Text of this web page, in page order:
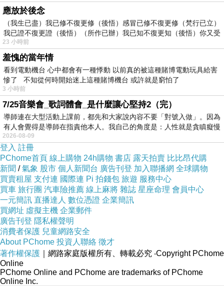
本就是一個責任！
既然我選擇了你，我勢必就是要成為你的支柱，
既然我選擇了妳，我勢必就是要成為妳的靠山。
前提是，愛，必須是一個雙方都堅定的選擇！
-
有了愛，就會想給對方更多，
有了愛，就會想給對方更好的，
有了愛，就會想給對方一個家，
我想給你我共同的一個家，
有你、有我、有小寶寶、還有寵物，
我們一起創造更多回憶，創造你與我的小世界。
-
-
愛是動力的來源。
愛是支撐的理由。
愛是美好的幸福。
愛是力量的泉源。
因為是你/妳，所以我願意。
-
應放於後念
（我生已盡）我已修不復更修（後悟）感冒已修不復更修（梵行已立）
我已證不復更證（後悟）（所作已辦）我已知不復更知（後悟）你又受
23 小時前
羞愧的當年情
看到電動機台 心中都會有一種悸動 以前真的被這種賭博電動玩具給害
慘了 不知從何時開始迷上這種賭博機台 或許就是窮怕了
3 小時前
7/25音樂會_歌詞體會_是什麼讓心堅持2（完）
導師連在大型活動上課前，都先和大家說內容不要「對號入做」。因為
有人會覺得是導師在指責他本人。我自己的角度是：人性就是貪瞋癡慢
2026-08-09
登入 註冊
PChome首頁 線上購物 24h購物 書店 露天拍賣 比比昂代購
新聞 /氣象 股市 個人新聞台 廣告刊登 加入聯播網 全球購物
買賣租屋 支付連 國際連 Pi 拍錢包 旅遊 服務中心
買車 旅行團 汽車險推薦 線上麻將 雜誌 星座命理 會員中心
一元簡訊 直播達人 數位憑證 企業簡訊
買網址 虛擬主機 企業郵件
廣告刊登 隱私權聲明
消費者保護 兒童網路安全
About PChome 投資人聯絡 徵才
著作權保護 ｜網路家庭版權所有、轉載必究 ‧Copyright PChome
Online
PChome Online and PChome are trademarks of PChome
Online Inc.